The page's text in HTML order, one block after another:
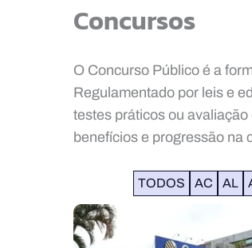
Concursos
O Concurso Público é a
Regulamentado por leis e
testes práticos ou
benefícios e progressão na
TODOS AC AL